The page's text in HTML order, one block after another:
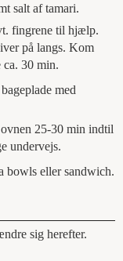
salt af tamari.
fingrene til hjælp.
på langs. Kom
ca. 30 min.
med
25-30 min indtil
undervejs.
bowls eller sandwich.
sig herefter.